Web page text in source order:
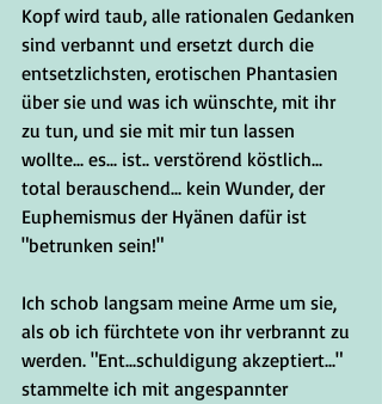
Kopf wird taub, alle rationalen Gedanken
sind verbannt und ersetzt durch die
entsetzlichsten, erotischen Phantasien
über sie und was ich wünschte, mit ihr
zu tun, und sie mit mir tun lassen
wollte... es... ist.. verstörend köstlich...
total berauschend... kein Wunder, der
Euphemismus der Hyänen dafür ist
"betrunken sein!"
Ich schob langsam meine Arme um sie,
als ob ich fürchtete von ihr verbrannt zu
werden. "Ent...schuldigung akzeptiert..."
stammelte ich mit angespannter